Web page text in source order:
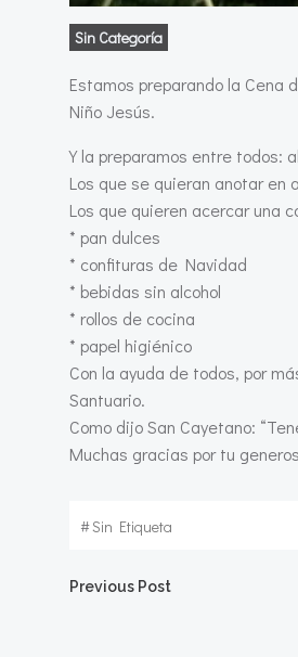
Sin Categoría
Estamos preparando la Cena
Niño Jesús.
Y la preparamos entre todos:
Los que se quieran anotar en
Los que quieren acercar una
* pan dulces
* confituras de Navidad
* bebidas sin alcohol
* rollos de cocina
* papel higiénico
Con la ayuda de todos, por
Santuario.
Como dijo San Cayetano:
Muchas gracias por tu
#Sin Etiqueta
Navegación
Previous Post